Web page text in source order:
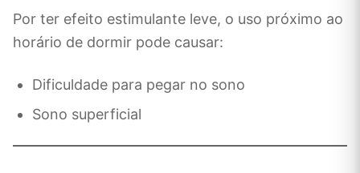
Por ter efeito estimulante leve, o uso próximo ao
horário de dormir pode causar:
Dificuldade para pegar no sono
Sono superficial